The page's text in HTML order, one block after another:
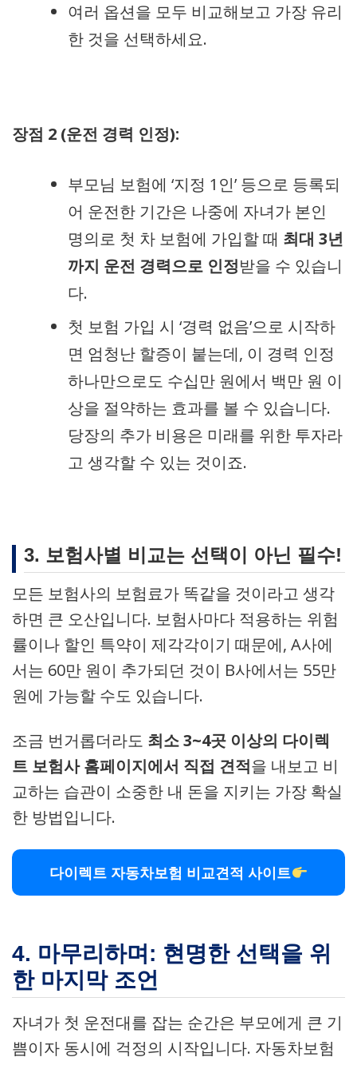
여러 옵션을 모두 비교해보고 가장 유리
한 것을 선택하세요.
장점 2 (운전 경력 인정):
부모님 보험에 ‘지정 1인’ 등으로 등록되
어 운전한 기간은 나중에 자녀가 본인
명의로 첫 차 보험에 가입할 때 최대 3년
까지 운전 경력으로 인정받을 수 있습니
다.
첫 보험 가입 시 ‘경력 없음’으로 시작하
면 엄청난 할증이 붙는데, 이 경력 인정
하나만으로도 수십만 원에서 백만 원 이
상을 절약하는 효과를 볼 수 있습니다.
당장의 추가 비용은 미래를 위한 투자라
고 생각할 수 있는 것이죠.
3. 보험사별 비교는 선택이 아닌 필수!
모든 보험사의 보험료가 똑같을 것이라고 생각
하면 큰 오산입니다. 보험사마다 적용하는 위험
률이나 할인 특약이 제각각이기 때문에, A사에
서는 60만 원이 추가되던 것이 B사에서는 55만
원에 가능할 수도 있습니다.
조금 번거롭더라도 최소 3~4곳 이상의 다이렉
트 보험사 홈페이지에서 직접 견적을 내보고 비
교하는 습관이 소중한 내 돈을 지키는 가장 확실
한 방법입니다.
다이렉트 자동차보험 비교견적 사이트
4. 마무리하며: 현명한 선택을 위
한 마지막 조언
자녀가 첫 운전대를 잡는 순간은 부모에게 큰 기
쁨이자 동시에 걱정의 시작입니다. 자동차보험